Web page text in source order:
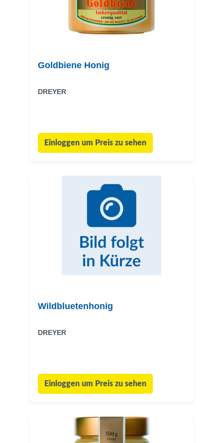
Goldbiene Honig
DREYER
Einloggen um Preis zu sehen
Wildbluetenhonig
DREYER
Einloggen um Preis zu sehen